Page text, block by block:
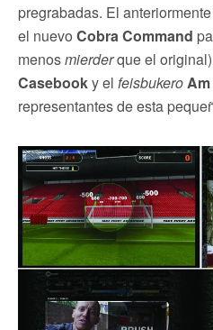
pregrabadas. El
el nuevo Cobra Command
menosmierderque el
Casebooky el feisbukero
representantes de esta